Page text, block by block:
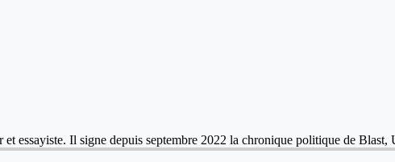
essayiste. Il signe depuis septembre 2022 la chronique politique de Blast,